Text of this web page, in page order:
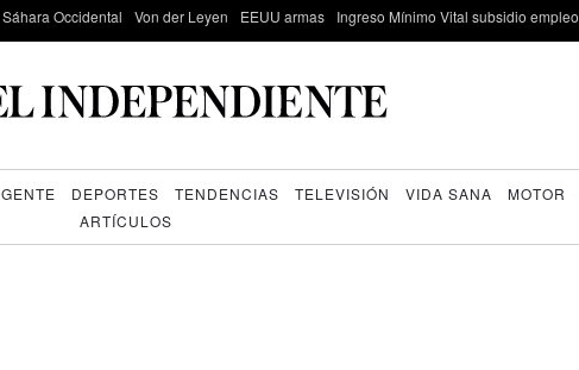
Sáhara Occidental Von der Leyen EEUU armas Ingreso Mínimo Vital subsidio empleo
GENTE DEPORTES TENDENCIAS TELEVISIÓN VIDA SANA MOTOR
ARTÍCULOS